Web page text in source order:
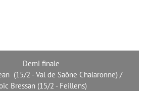
Demi finale
(15/2 - Val de Saône Chalaronne) /
Bressan (15/2 - Feillens)